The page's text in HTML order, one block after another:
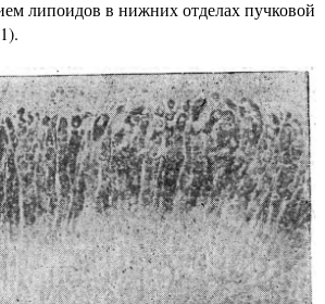
липоидов в нижних отделах пучковой